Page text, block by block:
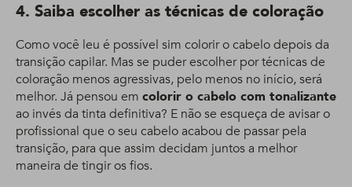
4. Saiba escolher as técnicas de coloração
Como você leu é possível sim colorir o cabelo depois da
transição capilar. Mas se puder escolher por técnicas de
coloração menos agressivas, pelo menos no início, será
melhor. Já pensou em colorir o cabelo com tonalizante
ao invés da tinta definitiva? E não se esqueça de avisar o
profissional que o seu cabelo acabou de passar pela
transição, para que assim decidam juntos a melhor
maneira de tingir os fios.